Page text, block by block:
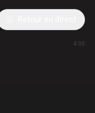
4:00